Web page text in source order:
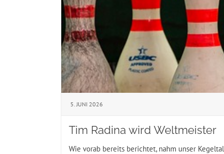
5. JUNI 2026
Tim Radina wird Weltmeister
Wie vorab bereits berichtet, nahm unser